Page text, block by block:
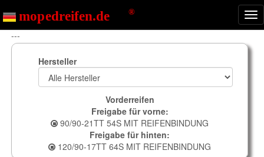
---
Hersteller
Vorderreifen
Freigabe für vorne:
90/90-21TT 54S MIT REIFENBINDUNG
Freigabe für hinten:
120/90-17TT 64S MIT REIFENBINDUNG